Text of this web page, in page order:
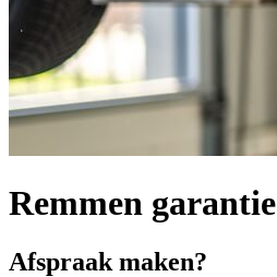
Remmen garantie
Afspraak maken?